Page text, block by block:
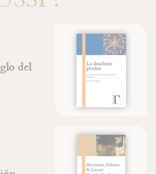
dracma perdida
Maximin, Sidoine et Lazare